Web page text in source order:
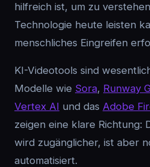
hilfreich ist, um zu
Technologie heute leisten
menschliches Eingreifen
KI-Videotools sind
Modelle wie Sora, Runway
Vertex AI und das Adobe
zeigen eine klare Richtung:
wird zugänglicher, ist aber
automatisiert.